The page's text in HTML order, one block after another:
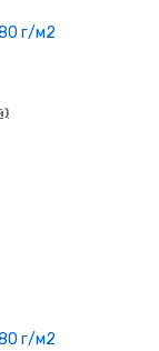
г/м2
г/м2